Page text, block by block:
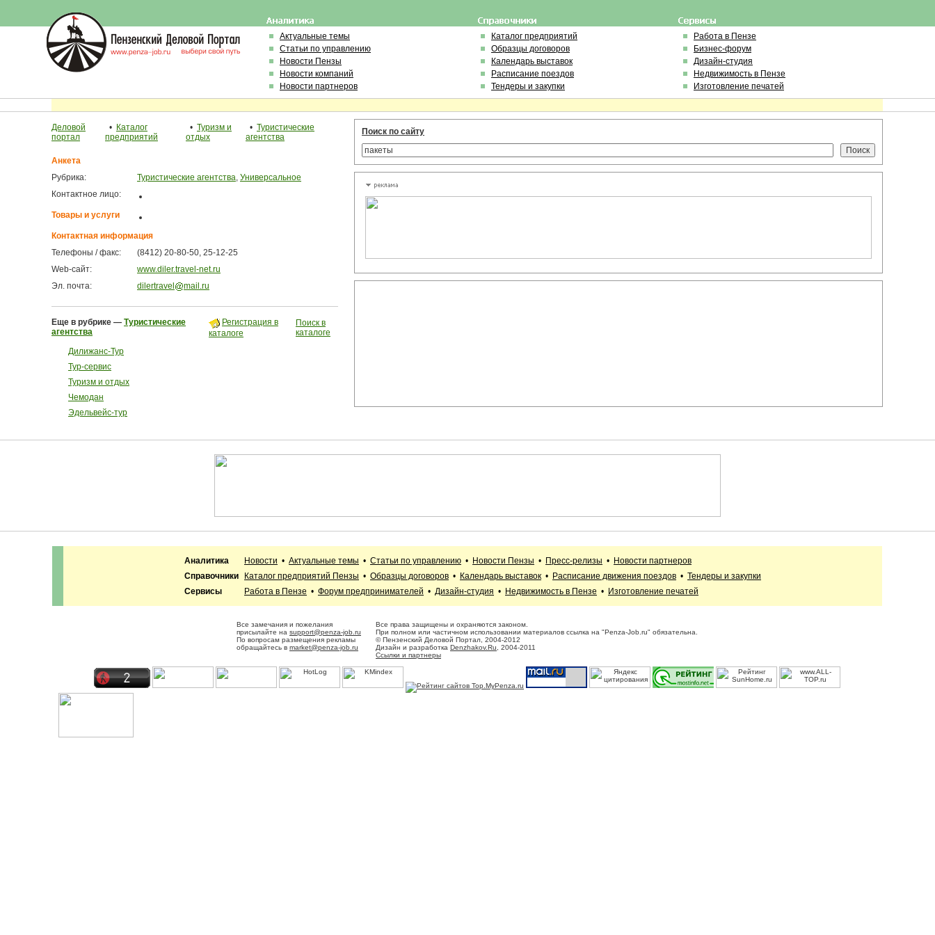
Актуальные темы
Статьи по управлению
Новости Пензы
Новости компаний
Новости партнеров
Каталог предприятий
Образцы договоров
Календарь выставок
Расписание поездов
Тендеры и закупки
Работа в Пензе
Бизнес-форум
Дизайн-студия
Недвижимость в Пензе
Изготовление печатей
Деловой
портал
• Каталог
предприятий
• Туризм и
отдых
• Туристические
агентства
Анкета
Рубрика:
Туристические агентства, Универсальное
Контактное лицо:
Товары и услуги
Контактная информация
Телефоны / факс:
(8412) 20-80-50, 25-12-25
Web-сайт:
www.diler.travel-net.ru
Эл. почта:
dilertravel mail.ru
Еще в рубрике — Туристические
агентства
Дилижанс-Тур
Тур-сервис
Туризм и отдых
Чемодан
Эдельвейс-тур
Регистрация в
каталоге
Поиск в
каталоге
Поиск по сайту
Аналитика Новости • Актуальные темы • Статьи по управлению • Новости Пензы • Пресс-релизы • Новости партнеров
Справочники
Каталог предприятий Пензы • Образцы договоров • Календарь выставок • Расписание движения поездов • Тендеры и закупки
Сервисы
Работа в Пензе • Форум предпринимателей • Дизайн-студия • Недвижимость в Пензе • Изготовление печатей
Все замечания и пожелания
присылайте на support@penza-job.ru
По вопросам размещения рекламы
обращайтесь в market@penza-job.ru
Все права защищены и охраняются законом.
При полном или частичном использовании материалов ссылка на "Penza-Job.ru" обязательна.
© Пензенский Деловой Портал, 2004-2012
Дизайн и разработка Denzhakov.Ru , 2004-2011
Ссылки и партнеры